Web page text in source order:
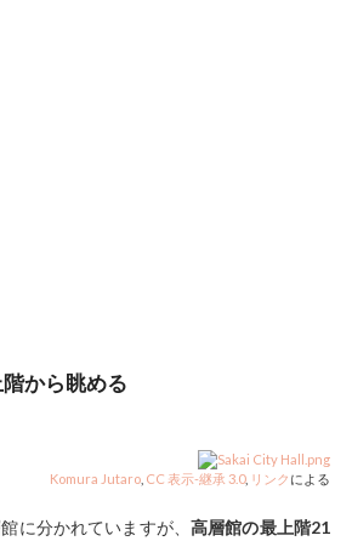
から眺める
Komura Jutaro CC 表示-継承 3.0, リンク による
に分かれていますが、高層館の最上階21